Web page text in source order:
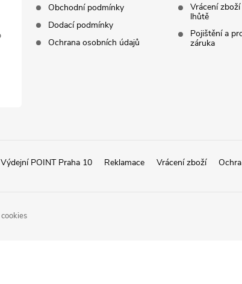
Obchodní podmínky
Dodací podmínky
Ochrana osobních údajů
Vrácení
lhůtě
Pojištění a
záruka
Výdejní POINT Praha 10 Reklamace Vrácení zboží